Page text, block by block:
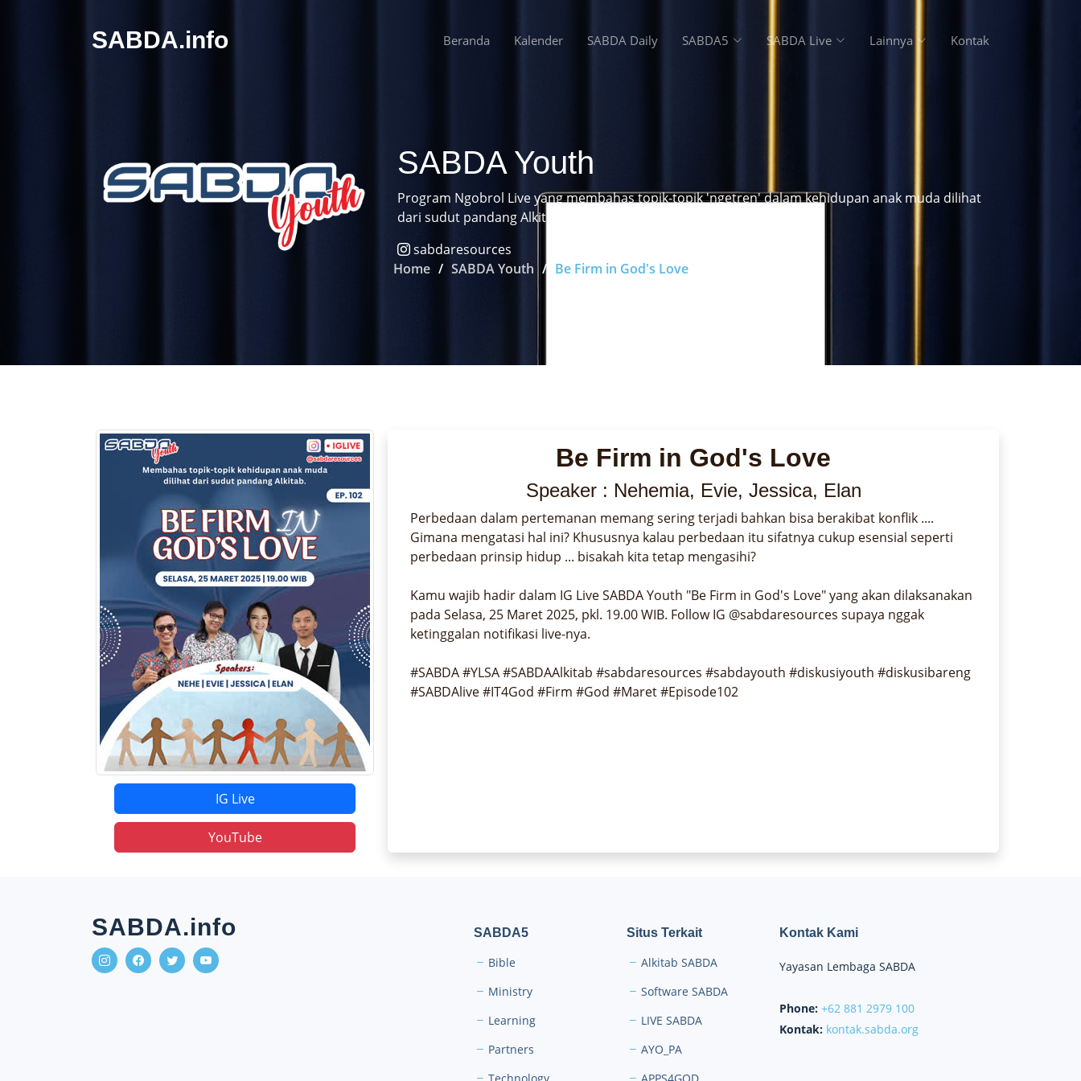
SABDA.info Beranda Kalender SABDA Daily SABDA5 SABDA Live Lainnya Kontak
SABDA Youth
Program Ngobrol Live yang membahas topik-topik 'ngetren' dalam kehidupan anak muda dilihat
dari sudut pandang Alkitab.
sabdaresources
Home
SABDA Youth Be Firm in God's Love
IG Live
YouTube
Be Firm in God's Love
Speaker : Nehemia, Evie, Jessica, Elan
Perbedaan dalam pertemanan memang sering terjadi bahkan bisa berakibat konflik ....
Gimana mengatasi hal ini? Khususnya kalau perbedaan itu sifatnya cukup esensial seperti
perbedaan prinsip hidup ... bisakah kita tetap mengasihi?
Kamu wajib hadir dalam IG Live SABDA Youth "Be Firm in God's Love" yang akan dilaksanakan
pada Selasa, 25 Maret 2025, pkl. 19.00 WIB. Follow IG @sabdaresources supaya nggak
ketinggalan notifikasi live-nya.
#SABDA #YLSA #SABDAAlkitab #sabdaresources #sabdayouth #diskusiyouth #diskusibareng
#SABDAlive #IT4God #Firm #God #Maret #Episode102
SABDA.info SABDA5
Bible
Ministry
Learning
Partners
Situs Terkait
Alkitab SABDA
Software SABDA
LIVE SABDA
AYO_PA
Kontak Kami
Yayasan Lembaga SABDA
Phone: +62 881 2979 100
Kontak: kontak.sabda.org